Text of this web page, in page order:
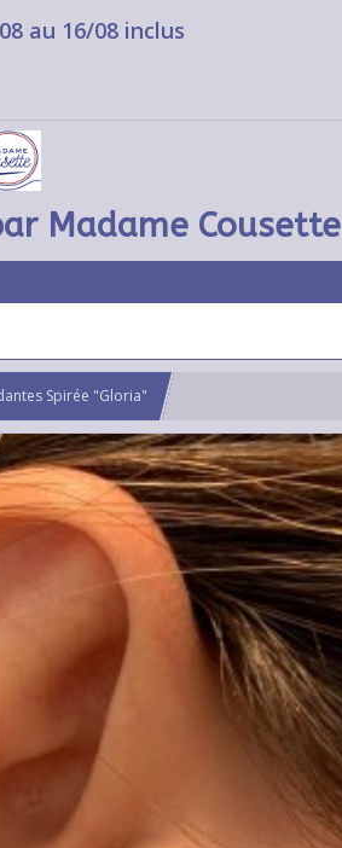
au 16/08 inclus
Madame Cousette
Spirée "Gloria"